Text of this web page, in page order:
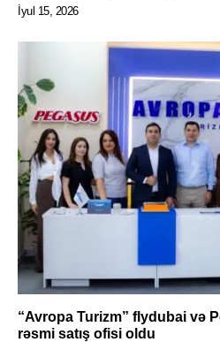
İyul 15, 2026
“Avropa Turizm” flydubai və
rəsmi satış ofisi oldu